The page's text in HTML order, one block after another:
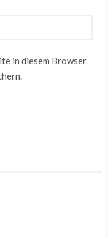
in diesem Browser